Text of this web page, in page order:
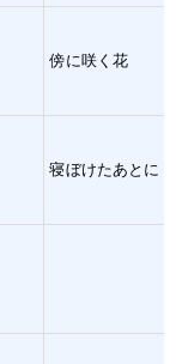
傍に咲く花
寝ぼけたあとに